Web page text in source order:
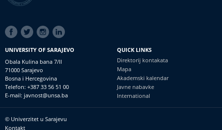
SOCIAL
LINKS
UNIVERSITY OF SARAJEVO
Obala Kulina bana 7/II
71000 Sarajevo
Bosna i Hercegovina
Telefon: +387 33 56 51 00
E-mail: javnost@unsa.ba
QUICK LINKS
Direktorij kontakata
Mapa
Akademski kalendar
Javne nabavke
International
Footer
© Univerzitet u Sarajevu
Kontakt